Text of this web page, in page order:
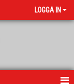
LOGGA IN